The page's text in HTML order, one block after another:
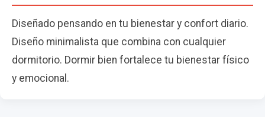
Diseñado pensando en tu bienestar y confort diario.
Diseño minimalista que combina con cualquier
dormitorio. Dormir bien fortalece tu bienestar físico
y emocional.